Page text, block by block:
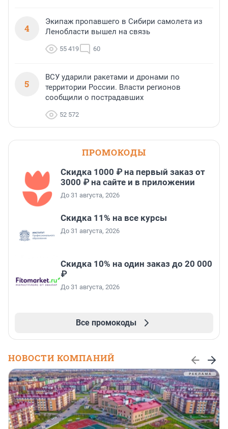
4
Экипаж пропавшего в Сибири самолета из
Ленобласти вышел на связь
55 419 60
5
ВСУ ударили ракетами и дронами по
территории России. Власти регионов
сообщили о пострадавших
52 572
ПРОМОКОДЫ
Скидка 1000 ₽ на первый заказ от
3000 ₽ на сайте и в приложении
До 31 августа, 2026
Скидка 11% на все курсы
До 31 августа, 2026
Скидка 10% на один заказ до 20 000
₽
До 31 августа, 2026
Все промокоды
НОВОСТИ КОМПАНИЙ